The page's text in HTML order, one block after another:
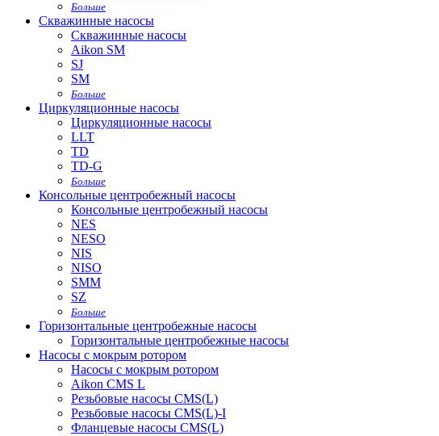
Больше
Скважинные насосы
Скважинные насосы
Aikon SM
SJ
SM
Больше
Циркуляционные насосы
Циркуляционные насосы
LLT
TD
TD-G
Больше
Консольные центробежный насосы
Консольные центробежный насосы
NES
NESO
NIS
NISO
SMM
SZ
Больше
Горизонтальные центробежные насосы
Горизонтальные центробежные насосы
Насосы с мокрым ротором
Насосы с мокрым ротором
Aikon CMS L
Резьбовые насосы CMS(L)
Резьбовые насосы CMS(L)-I
Фланцевые насосы CMS(L)